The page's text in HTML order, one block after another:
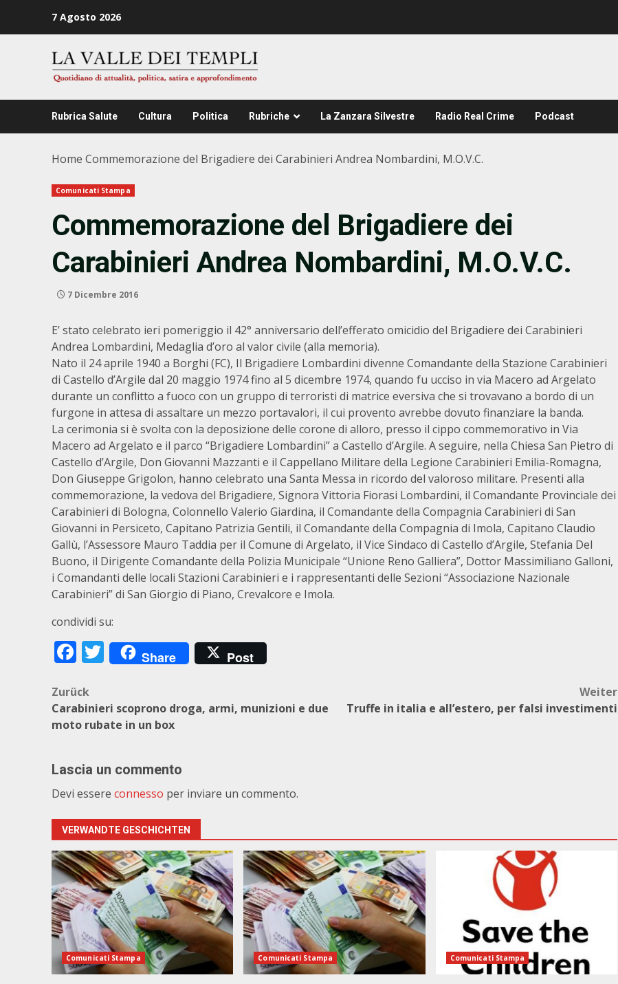
7 Agosto 2026
Rubrica Salute Cultura Politica Rubriche La Zanzara Silvestre Radio Real Crime Podcast
Home Commemorazione del Brigadiere dei Carabinieri Andrea Nombardini, M.O.V.C.
Comunicati Stampa
Commemorazione del Brigadiere dei
Carabinieri Andrea Nombardini, M.O.V.C.
7 Dicembre 2016
E’ stato celebrato ieri pomeriggio il 42° anniversario dell’efferato omicidio del Brigadiere dei Carabinieri
Andrea Lombardini, Medaglia d’oro al valor civile (alla memoria).
Nato il 24 aprile 1940 a Borghi (FC), Il Brigadiere Lombardini divenne Comandante della Stazione Carabinieri
di Castello d’Argile dal 20 maggio 1974 fino al 5 dicembre 1974, quando fu ucciso in via Macero ad Argelato
durante un conflitto a fuoco con un gruppo di terroristi di matrice eversiva che si trovavano a bordo di un
furgone in attesa di assaltare un mezzo portavalori, il cui provento avrebbe dovuto finanziare la banda.
La cerimonia si è svolta con la deposizione delle corone di alloro, presso il cippo commemorativo in Via
Macero ad Argelato e il parco “Brigadiere Lombardini” a Castello d’Argile. A seguire, nella Chiesa San Pietro di
Castello d’Argile, Don Giovanni Mazzanti e il Cappellano Militare della Legione Carabinieri Emilia-Romagna,
Don Giuseppe Grigolon, hanno celebrato una Santa Messa in ricordo del valoroso militare. Presenti alla
commemorazione, la vedova del Brigadiere, Signora Vittoria Fiorasi Lombardini, il Comandante Provinciale dei
Carabinieri di Bologna, Colonnello Valerio Giardina, il Comandante della Compagnia Carabinieri di San
Giovanni in Persiceto, Capitano Patrizia Gentili, il Comandante della Compagnia di Imola, Capitano Claudio
Gallù, l’Assessore Mauro Taddia per il Comune di Argelato, il Vice Sindaco di Castello d’Argile, Stefania Del
Buono, il Dirigente Comandante della Polizia Municipale “Unione Reno Galliera”, Dottor Massimiliano Galloni,
i Comandanti delle locali Stazioni Carabinieri e i rappresentanti delle Sezioni “Associazione Nazionale
Carabinieri” di San Giorgio di Piano, Crevalcore e Imola.
condividi su:
Facebook
Twitter
Share Post
Beitragsnavigation
Zurück
Carabinieri scoprono droga, armi, munizioni e due
moto rubate in un box
Weiter
Truffe in italia e all’estero, per falsi investimenti
Lascia un commento
Devi essere connesso per inviare un commento.
VERWANDTE GESCHICHTEN
Comunicati Stampa Comunicati Stampa Comunicati Stampa